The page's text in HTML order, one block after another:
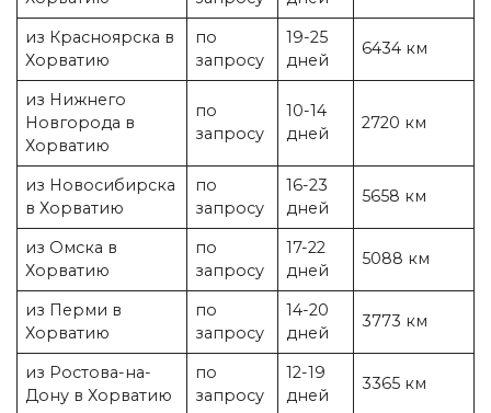
из Красноярска в
Хорватию
по
запросу
19-25
дней
6434 км
из Нижнего
Новгорода в
Хорватию
по
запросу
10-14
дней
2720 км
из Новосибирска
в Хорватию
по
запросу
16-23
дней
5658 км
из Омска в
Хорватию
по
запросу
17-22
дней
5088 км
из Перми в
Хорватию
по
запросу
14-20
дней
3773 км
из Ростова-на-
Дону в Хорватию
по
запросу
12-19
дней
3365 км